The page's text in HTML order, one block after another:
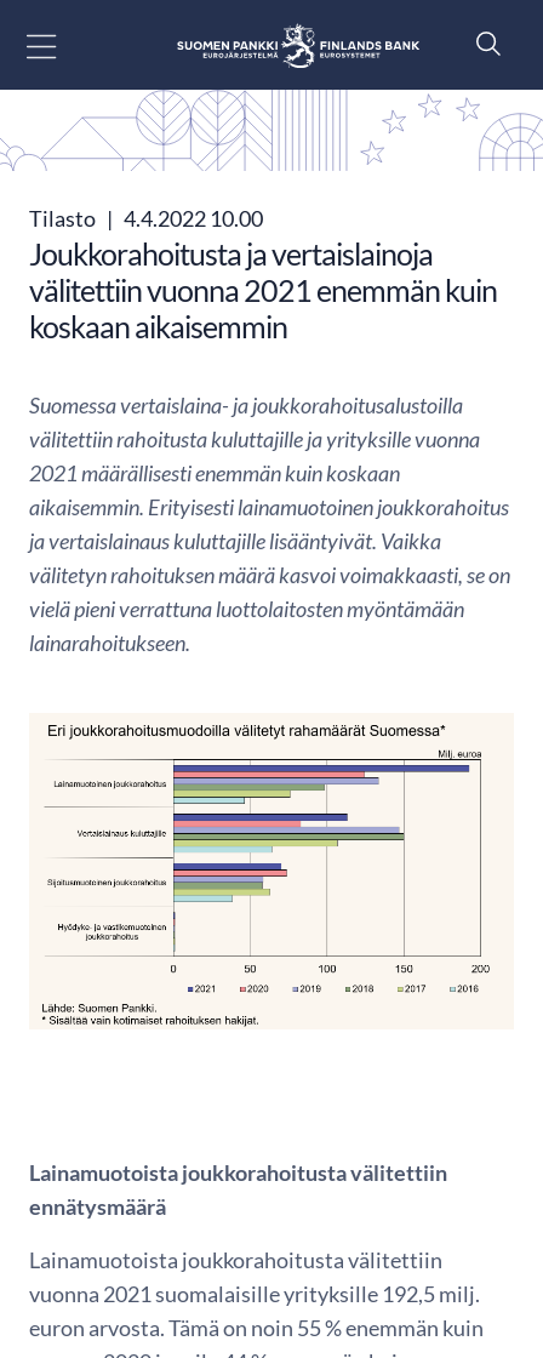
Tilasto | 4.4.2022 10.00
Joukkorahoitusta ja vertaislainoja
välitettiin vuonna 2021 enemmän kuin
koskaan aikaisemmin
Suomessa vertaislaina- ja joukkorahoitusalustoilla
välitettiin rahoitusta kuluttajille ja yrityksille vuonna
2021 määrällisesti enemmän kuin koskaan
aikaisemmin. Erityisesti lainamuotoinen joukkorahoitus
ja vertaislainaus kuluttajille lisääntyivät. Vaikka
välitetyn rahoituksen määrä kasvoi voimakkaasti, se on
vielä pieni verrattuna luottolaitosten myöntämään
lainarahoitukseen.
Lainamuotoista joukkorahoitusta välitettiin
ennätysmäärä
Lainamuotoista joukkorahoitusta välitettiin
vuonna 2021 suomalaisille yrityksille 192,5 milj.
euron arvosta. Tämä on noin 55 % enemmän kuin